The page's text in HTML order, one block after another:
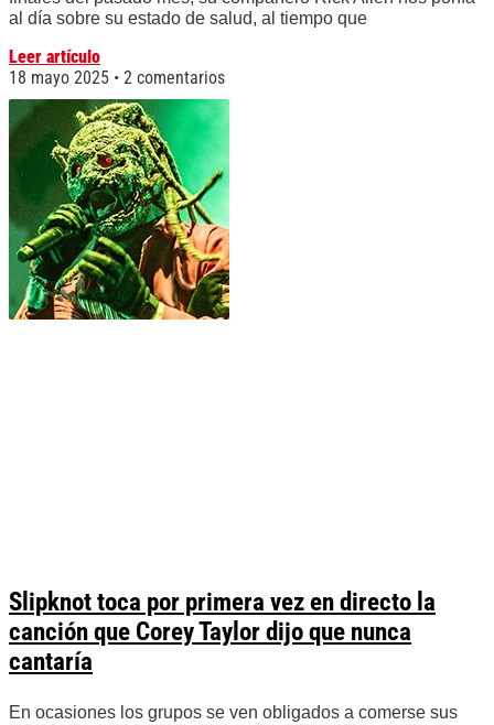
al día sobre su estado de salud, al tiempo que
Leer artículo
18 mayo 2025
2 comentarios
Slipknot toca por primera vez en directo la
canción que Corey Taylor dijo que nunca
cantaría
En ocasiones los grupos se ven obligados a comerse sus